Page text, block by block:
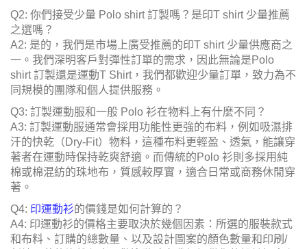
之選嗎？
A2: 是的，我們是市場上廣受推薦的印T shirt 少量供應商之
一。我們深明客戶對彈性訂單的需求，因此無論是Polo
shirt 訂製還是運動T Shirt，我們都歡迎少量訂單，致力為不
同規模的團隊和個人提供服務。
A3: 訂製運動服通常會採用功能性更強的布料，例如吸濕排
汗的快乾（Dry-Fit）物料，這種布料更輕盈、透氣，能讓穿
著者在運動時保持乾爽舒適。而傳統的Polo 衫則多採用純
棉或棉混紡的珠地布，質感較厚實，適合日常或商務休閒穿
著。
A4: 印運動衫的價格主要取決於幾個因素：所選的服裝款式
和布料、訂購的總數量、以及設計圖案的顏色數量和印刷/
刺繡工藝的複雜程度。歡迎隨時向我們提供您的設計概念和